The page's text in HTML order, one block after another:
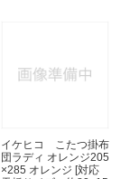
イケヒコ こたつ掛布
団ラディ オレンジ205
×285 オレンジ [対応